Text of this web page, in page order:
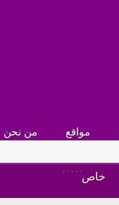
مواقع من نحن
,
,
,
,
,
خاص